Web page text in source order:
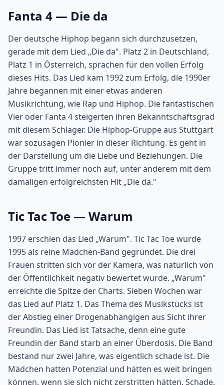
Fanta 4 — Die da
Der deutsche Hiphop begann sich durchzusetzen,
gerade mit dem Lied „Die da". Platz 2 in Deutschland,
Platz 1 in Österreich, sprachen für den vollen Erfolg
dieses Hits. Das Lied kam 1992 zum Erfolg, die 1990er
Jahre begannen mit einer etwas anderen
Musikrichtung, wie Rap und Hiphop. Die fantastischen
Vier oder Fanta 4 steigerten ihren Bekanntschaftsgrad
mit diesem Schlager. Die Hiphop-Gruppe aus Stuttgart
war sozusagen Pionier in dieser Richtung. Es geht in
der Darstellung um die Liebe und Beziehungen. Die
Gruppe tritt immer noch auf, unter anderem mit dem
damaligen erfolgreichsten Hit „Die da."
Tic Tac Toe — Warum
1997 erschien das Lied „Warum". Tic Tac Toe wurde
1995 als reine Mädchen-Band gegründet. Die drei
Frauen stritten sich vor der Kamera, was natürlich von
der Öffentlichkeit negativ bewertet wurde. „Warum"
erreichte die Spitze der Charts. Sieben Wochen war
das Lied auf Platz 1. Das Thema des Musikstücks ist
der Abstieg einer Drogenabhängigen aus Sicht ihrer
Freundin. Das Lied ist Tatsache, denn eine gute
Freundin der Band starb an einer Überdosis. Die Band
bestand nur zwei Jahre, was eigentlich schade ist. Die
Mädchen hatten Potenzial und hätten es weit bringen
können, wenn sie sich nicht zerstritten hätten. Schade.